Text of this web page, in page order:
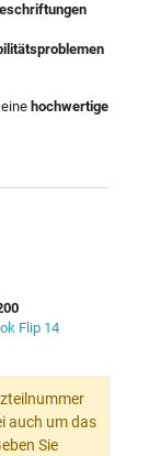
hochwertige
Flip 14
auch um das
Sie